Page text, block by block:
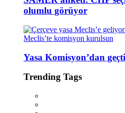
olumlu görüyor
Yasa Komisyon’dan geçti
Trending Tags